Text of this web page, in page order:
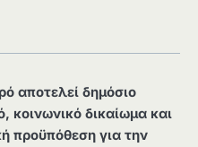
αποτελεί δημόσιο
κοινωνικό δικαίωμα και
προϋπόθεση για την